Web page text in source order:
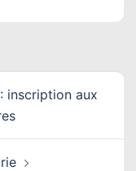
inscription aux